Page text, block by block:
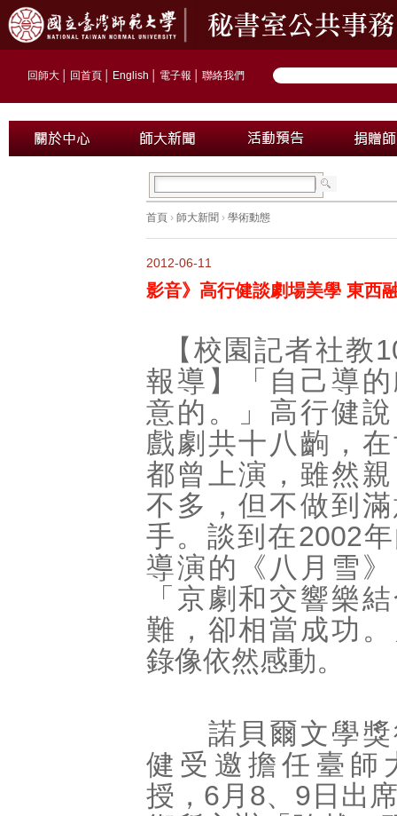
回師大 回首頁 English 電子報 聯絡我們
首頁 › 師大新聞 › 學術動態
2012-06-11
影音》高行健談劇場美學 東西
【校園記者社教
報導】「自己導
意的。」高行健
戲劇共十八齣，
都曾上演，雖然
不多，但不做到
手。談到在2002
導演的《八月雪
「京劇和交響樂
難，卻相當成功
錄像依然感動。
諾貝爾文學獎
健受邀擔任臺師
授，6月8、9日出